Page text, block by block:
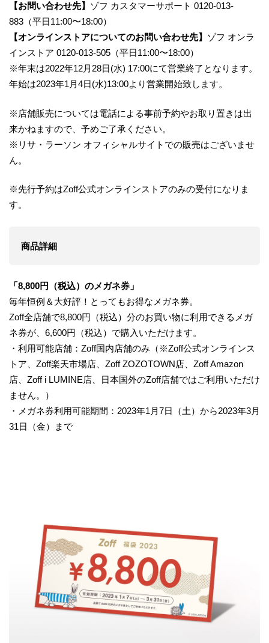
【お問い合わせ先】 ゾフ カスタマーサポート 0120-013-
883（平日11:00〜18:00）
【オンラインストアについてのお問い合わせ先】 ゾフ オンラ
インストア 0120-013-505（平日11:00〜18:00）
※年末は2022年12月28日(水) 17:00にて営業終了となります。
年始は2023年1月4日(水)13:00より営業開始致します。
※店舗販売については電話による事前予約やお取り置きは出
来かねますので、予めご了承ください。
※リサ・ラーソン オフィシャルサイトでの販売はございませ
ん。
※先行予約はZoff公式オンラインストアのみの受付になりま
す。
商品詳細
「8,800円（税込）のメガネ券」
毎年恒例＆大好評！とってもお得なメガネ券。
Zoff全店舗で8,800円（税込）分のお買い物に利用できるメガ
ネ券が、6,600円（税込）で購入いただけます。
・利用可能店舗：Zoff国内店舗のみ（※Zoff公式オンラインス
トア、Zoff楽天市場店、Zoff ZOZOTOWN店、Zoff Amazon
店、Zoff i LUMINE店、日本国外のZoff店舗ではご利用いただけ
ません。）
・メガネ券利用可能期間：2023年1月7日（土）から2023年3月
31日（金）まで